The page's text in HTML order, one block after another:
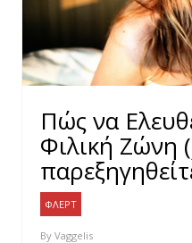
Πώς να
Φιλική Ζώνη
ΦΛΕΡΤ
By Vaggelis